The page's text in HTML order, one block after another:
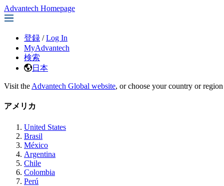
Advantech Homepage
登録 / Log In
MyAdvantech
検索
日本
Visit the Advantech Global website, or choose your country or
アメリカ
United States
Brasil
México
Argentina
Chile
Colombia
Perú